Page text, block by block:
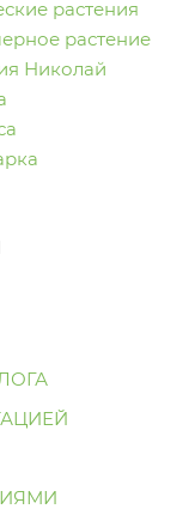
растения
растение
Николай